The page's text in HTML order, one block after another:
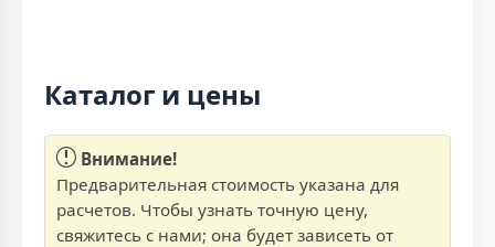
Каталог и цены
Внимание!
Предварительная стоимость указана для
расчетов. Чтобы узнать точную цену,
свяжитесь с нами; она будет зависеть от